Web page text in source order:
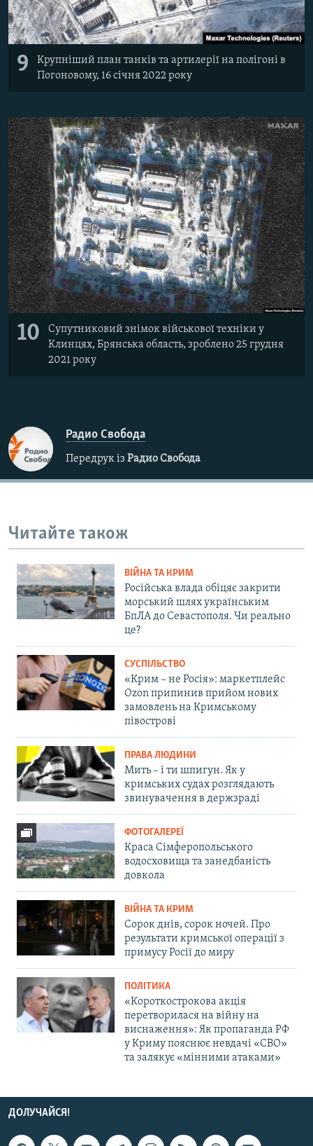
9
Крупніший план танків та артилерії на полігоні в
Погоновому, 16 січня 2022 року
10
Супутниковий знімок військової техніки у
Клинцях, Брянська область, зроблено 25 грудня
2021 року
Радио Свобода
Передрук із Радио Свобода
Читайте також
ВІЙНА ТА КРИМ
Російська влада обіцяє закрити
морський шлях українським
БпЛА до Севастополя. Чи реально
це?
СУСПІЛЬСТВО
«Крим – не Росія»: маркетплейс
Ozon припинив прийом нових
замовлень на Кримському
півострові
ПРАВА ЛЮДИНИ
Мить – і ти шпигун. Як у
кримських судах розглядають
звинувачення в держзраді
ФОТОГАЛЕРЕЇ
Краса Сімферопольського
водосховища та занедбаність
довкола
ВІЙНА ТА КРИМ
Сорок днів, сорок ночей. Про
результати кримської операції з
примусу Росії до миру
ПОЛІТИКА
«Короткострокова акція
перетворилася на війну на
виснаження»: Як пропаганда РФ
у Криму пояснює невдачі «СВО»
та залякує «мінними атаками»
ДОЛУЧАЙСЯ!